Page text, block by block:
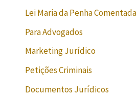
Lei Maria da Penha Comentada
Para Advogados
Marketing Jurídico
Petições Criminais
Documentos Jurídicos